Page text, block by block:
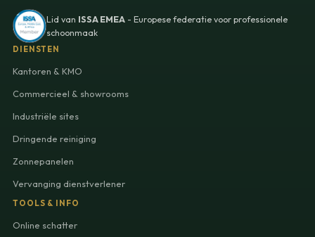
Lid van ISSA EMEA - Europese federatie voor professionele
schoonmaak
DIENSTEN
Kantoren & KMO
Commercieel & showrooms
Industriële sites
Dringende reiniging
Zonnepanelen
Vervanging dienstverlener
TOOLS & INFO
Online schatter